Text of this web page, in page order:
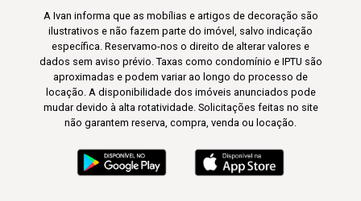
A Ivan informa que as mobílias e artigos de decoração são
ilustrativos e não fazem parte do imóvel, salvo indicação
específica. Reservamo-nos o direito de alterar valores e
dados sem aviso prévio. Taxas como condomínio e IPTU são
aproximadas e podem variar ao longo do processo de
locação. A disponibilidade dos imóveis anunciados pode
mudar devido à alta rotatividade. Solicitações feitas no site
não garantem reserva, compra, venda ou locação.